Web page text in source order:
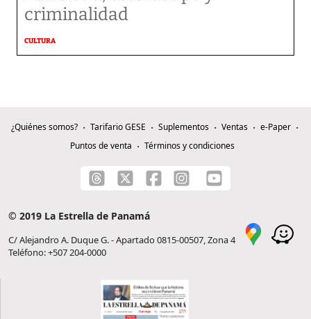
criminalidad
CULTURA
¿Quiénes somos? Tarifario GESE Suplementos Ventas
e-Paper
Puntos de venta
Términos y condiciones
© 2019 La Estrella de Panamá
C/ Alejandro A. Duque G. - Apartado 0815-00507, Zona 4
Teléfono: +507 204-0000